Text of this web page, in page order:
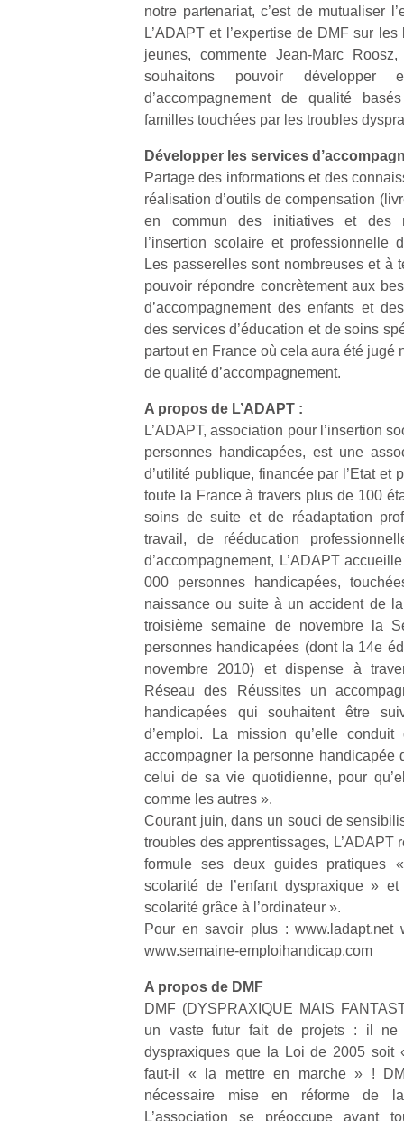
notre partenariat, c’est de mutualiser
L’ADAPT et l’expertise de DMF sur
jeunes, commente Jean-Marc
souhaitons pouvoir développer
d’accompagnement de qualité
familles touchées par les troubles
Développer les services
Partage des informations et des
réalisation d’outils de compensation
en commun des initiatives et des
l’insertion scolaire et
Les passerelles sont nombreuses et à
pouvoir répondre concrètement aux
d’accompagnement des enfants et
des services d’éducation et de soins
partout en France où cela aura été jugé
de qualité d’accompagnement.
A propos de L’ADAPT :
L’ADAPT, association pour l’insertion
personnes handicapées, est une
d’utilité publique, financée par l’Etat et
toute la France à travers plus de 100
soins de suite et de réadaptation
travail, de rééducation
d’accompagnement, L’ADAPT
000 personnes handicapées,
naissance ou suite à un accident de
troisième semaine de novembre la
personnes handicapées (dont la 14e
novembre 2010) et dispense à
Réseau des Réussites un
handicapées qui souhaitent être
d’emploi. La mission qu’elle
accompagner la personne handicapée
celui de sa vie quotidienne, pour
comme les autres ».
Courant juin, dans un souci de
troubles des apprentissages, L’ADAPT
formule ses deux guides pratiques
scolarité de l’enfant dyspraxique »
scolarité grâce à l’ordinateur ».
Pour en savoir plus : www.ladapt.net
www.semaine-emploihandicap.com
A propos de DMF
DMF (DYSPRAXIQUE MAIS
un vaste futur fait de projets : il ne
dyspraxiques que la Loi de 2005 soit
faut-il « la mettre en marche » !
nécessaire mise en réforme de
L’association se préoccupe avant
à
NextGen,
une
nouvelle
trottinette
mécanique
Beeper
Les
enfants
débordent
souvent
d’énergie.
Varier les
occupations
n’est pas
toujours
simple.
Conjuguer
divertissement,
activité
trampolines
les petits !
Durant les
vacances
estivales
et avec le
retour des
l’occasion
rêvée
pour les
de…